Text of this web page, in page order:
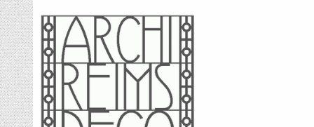
Skip to content